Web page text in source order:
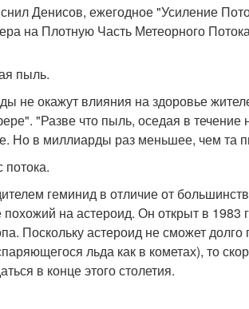
Денисов, ежегодное "Усиление
на Плотную Часть Метеорного
пыль.
не окажут влияния на здоровье
"Разве что пыль, оседая в
Но в миллиарды раз меньшее, чем та
потока.
геминид в отличие от
на астероид. Он открыт в 1983
Поскольку астероид не сможет
льда как в кометах), то
в конце этого столетия.